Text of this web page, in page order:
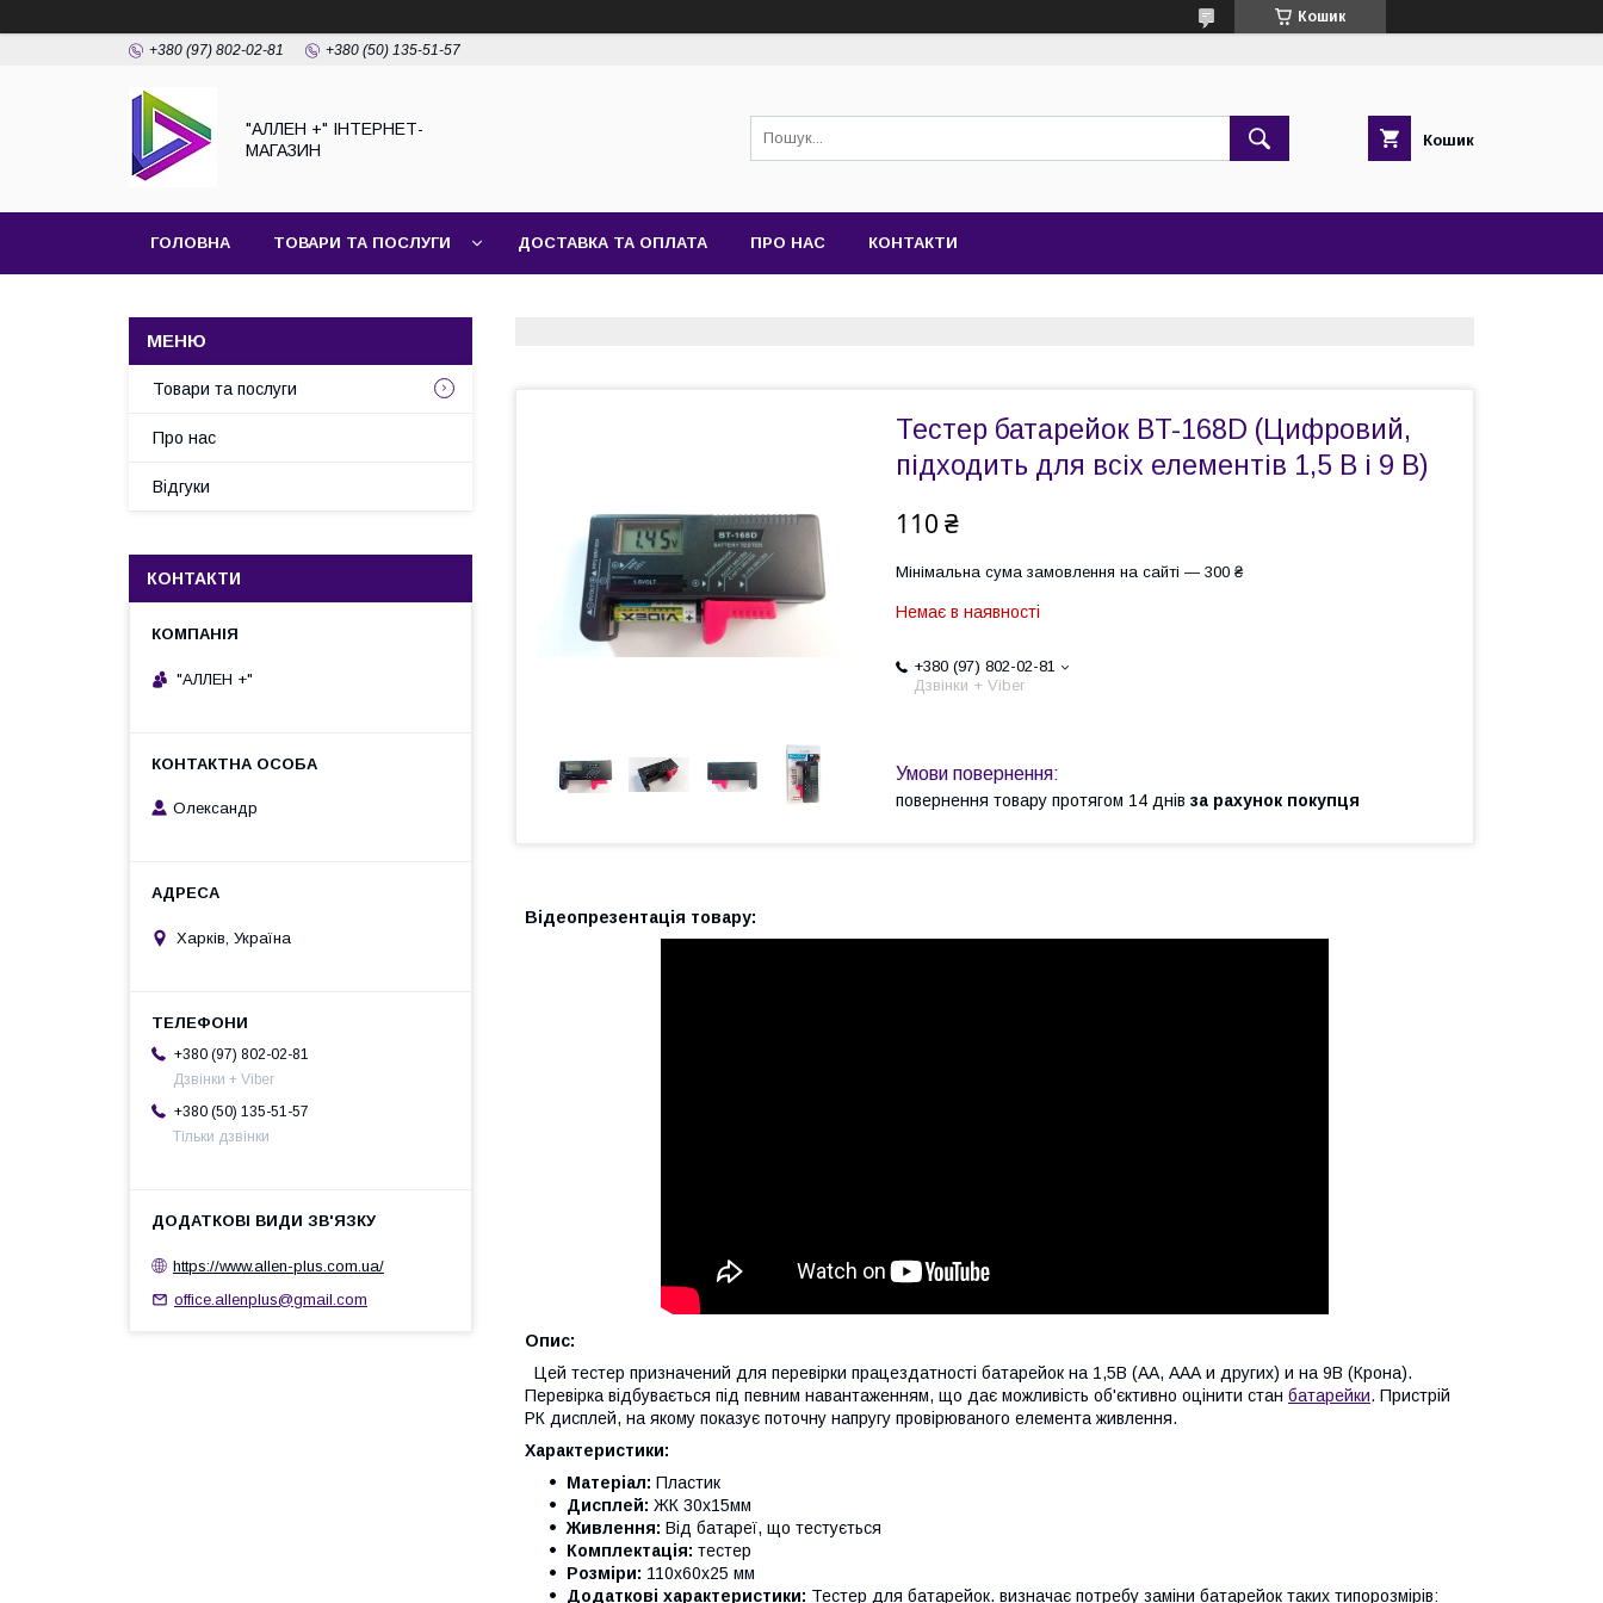
Кошик
+380 (97) 802-02-81 +380 (50) 135-51-57
"АЛЛЕН +" ІНТЕРНЕТ-
МАГАЗИН
Кошик
ГОЛОВНА ТОВАРИ ТА ПОСЛУГИ ДОСТАВКА ТА ОПЛАТА ПРО НАС КОНТАКТИ
Тестер батарейок BT-168D (Цифровий,
підходить для всіх елементів 1,5 В і 9 В)
110 ₴
Мінімальна сума замовлення на сайті — 300 ₴
Немає в наявності
+380 (97) 802-02-81
Дзвінки + Viber
повернення товару протягом 14 днів за рахунок покупця
Відеопрезентація товару:
Опис:
Цей тестер призначений для перевірки працездатності батарейок на 1,5В (АА, ААА и других) и на 9В (Крона).
Перевірка відбувається під певним навантаженням, що дає можливість об'єктивно оцінити стан батарейки. Пристрій
РК дисплей, на якому показує поточну напругу провірюваного елемента живлення.
Характеристики:
Матеріал: Пластик
Дисплей: ЖК 30х15мм
Живлення: Від батареї, що тестується
Комплектація: тестер
Розміри: 110х60х25 мм
Додаткові характеристики: Тестер для батарейок. визначає потребу заміни батарейок таких типорозмірів:
Товари та послуги
Про нас
Відгуки
КОНТАКТИ
"АЛЛЕН +"
Олександр
Харків, Україна
+380 (97) 802-02-81
Дзвінки + Viber
+380 (50) 135-51-57
Тільки дзвінки
https://www.allen-plus.com.ua/
office.allenplus@gmail.com